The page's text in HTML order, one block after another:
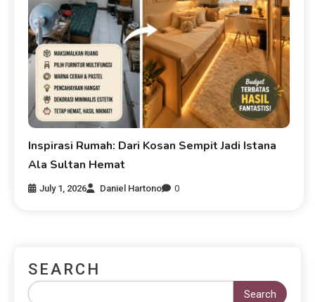
Inspirasi Rumah: Dari Kosan Sempit Jadi Istana
Ala Sultan Hemat
July 1, 2026 Daniel Hartono 0
SEARCH
Search